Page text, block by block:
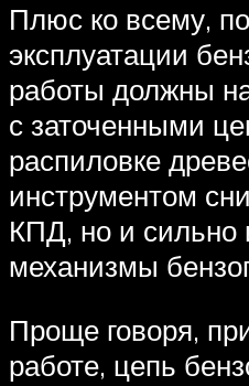
Плюс ко всему,
эксплуатации
работы должны
с заточенными
распиловке
инструментом
КПД, но и сильно
механизмы
Проще говоря,
работе, цепь